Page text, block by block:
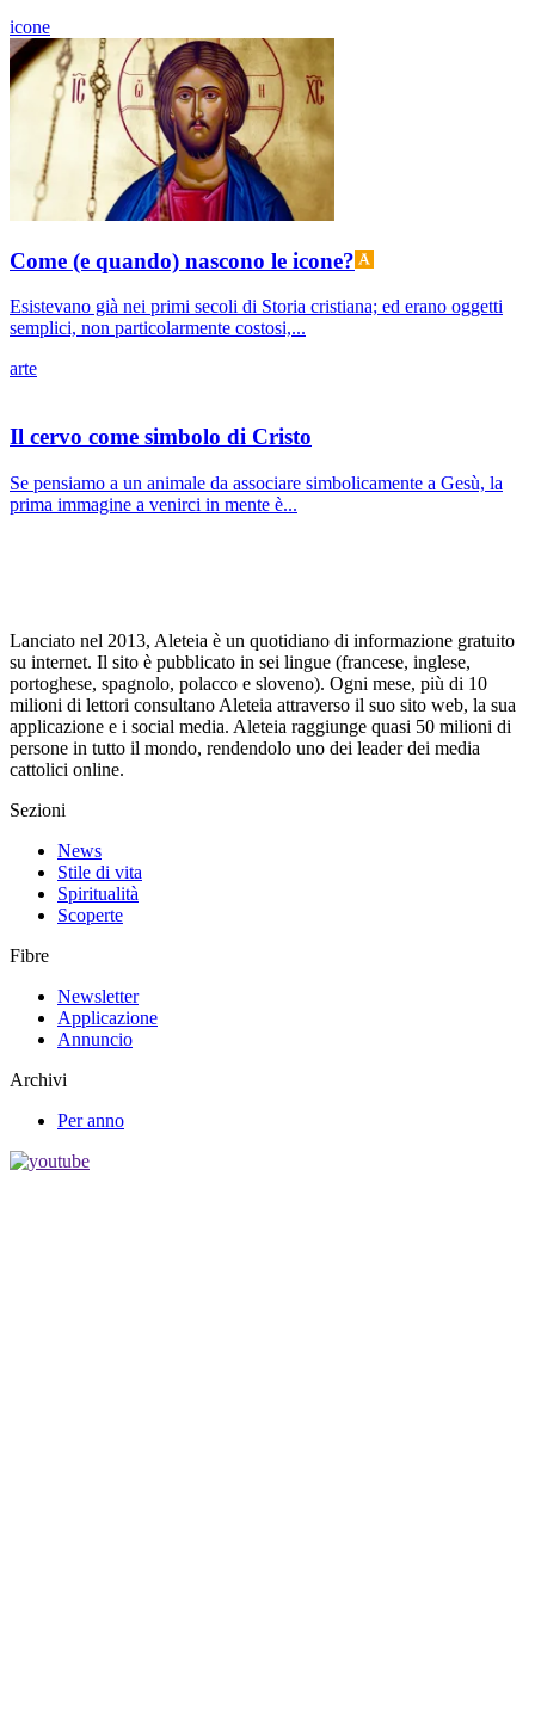
icone
Come (e quando) nascono le icone?
Esistevano già nei primi secoli di Storia cristiana; ed erano oggetti
semplici, non particolarmente costosi,...
arte
Il cervo come simbolo di Cristo
Se pensiamo a un animale da associare simbolicamente a Gesù, la
prima immagine a venirci in mente è...
Lanciato nel 2013, Aleteia è un quotidiano di informazione gratuito
su internet. Il sito è pubblicato in sei lingue (francese, inglese,
portoghese, spagnolo, polacco e sloveno). Ogni mese, più di 10
milioni di lettori consultano Aleteia attraverso il suo sito web, la sua
applicazione e i social media. Aleteia raggiunge quasi 50 milioni di
persone in tutto il mondo, rendendolo uno dei leader dei media
cattolici online.
Sezioni
News
Stile di vita
Spiritualità
Scoperte
Fibre
Newsletter
Applicazione
Annuncio
Archivi
Per anno